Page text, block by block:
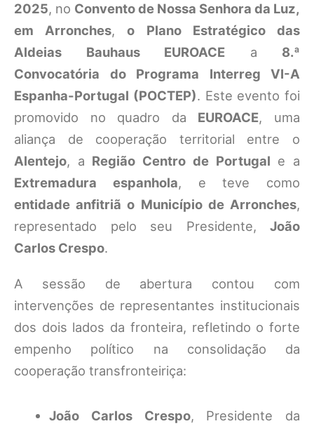
2025, no Convento de Nossa Senhora da Luz,
em Arronches,o Plano Estratégico das
Aldeias Bauhaus EUROACE a 8.ª
Convocatória do Programa Interreg VI-A
Espanha-Portugal (POCTEP). Este evento foi
promovido no quadro da EUROACE, uma
aliança de cooperação territorial entre o
Alentejo, a Região Centro de Portugal e a
Extremadura espanhola, e teve como
entidade anfitriã o Município de Arronches,
representado pelo seu Presidente, João
Carlos Crespo.
A sessão de abertura contou com
intervenções de representantes institucionais
dos dois lados da fronteira, refletindo o forte
empenho político na consolidação da
cooperação transfronteiriça:
João Carlos Crespo, Presidente da